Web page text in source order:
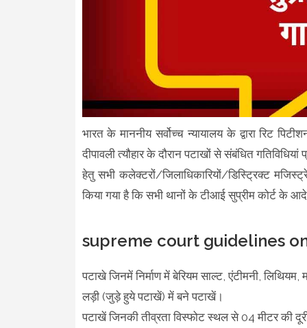
भारत केमाननीय सर्वोच्‍च न्‍यायालय के द्वारा रिट
दीपावली त्‍यौहार के दौरान पटाखों से संबंधित
हेतु सभी कलेक्टरों/जिलाधिकारियों/डिस्ट्रिक्ट
किया गया है कि सभी थानों के टीआई सुप्रीम कोर्ट के
supreme court guidelines
पटाखे जिनमें निर्माण में बेरियम साल्ट, एंटीमनी,
लड़ी (जुड़े हुये पटाखें) में बने पटाखें।
पटाखें जिनकी तीव्रता विस्फोट स्थल से 04 मीटर की